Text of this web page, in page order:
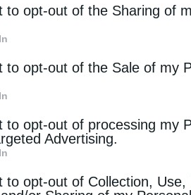
parties.
to opt-out of the Sharing of
to opt-out of the Sale of my
to opt-out of processing my
Advertising.
to opt-out of Collection, Use,
μάρτυρας
ΕΠΙΣΗΣ